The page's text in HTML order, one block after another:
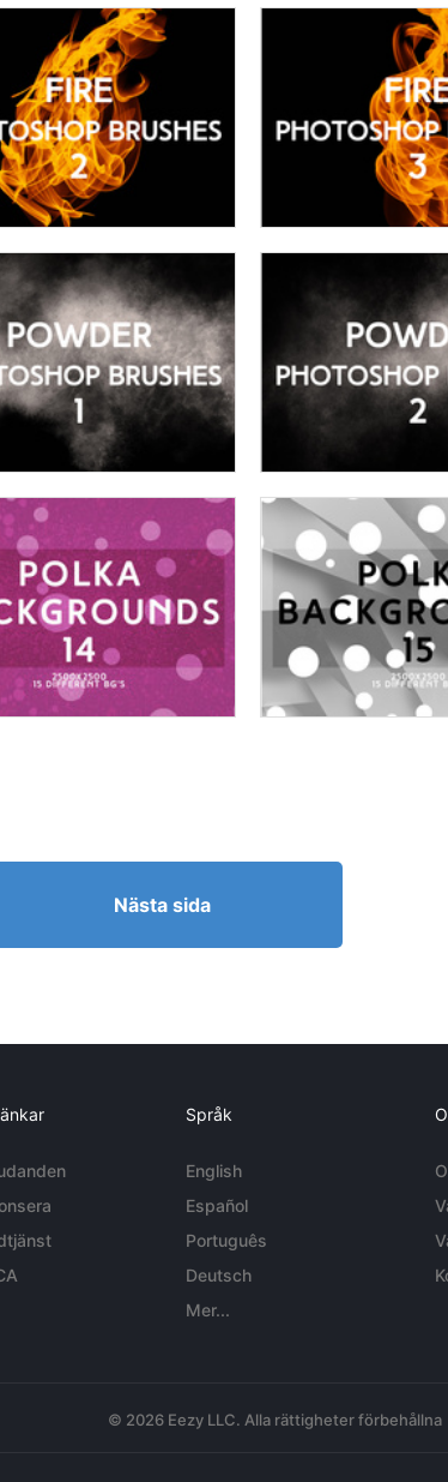
Nästa sida
Språk
English
Español
Português
Deutsch
Mer...
© 2026 Eezy LLC. Alla rättigheter förbehållna